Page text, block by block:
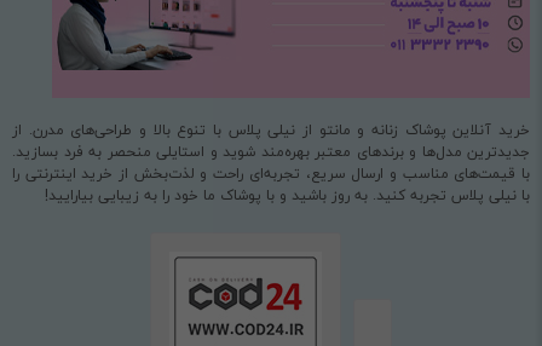
خرید آنلاین پوشاک زنانه و مانتو از نیلی پلاس با تنوع بالا و طراحی‌های مدرن. از
جدیدترین مدل‌ها و برندهای معتبر بهره‌مند شوید و استایلی منحصر به فرد بسازید.
با قیمت‌های مناسب و ارسال سریع، تجربه‌ای راحت و لذت‌بخش از خرید اینترنتی را
با نیلی پلاس تجربه کنید. به روز باشید و با پوشاک ما خود را به زیبایی بیارایید!